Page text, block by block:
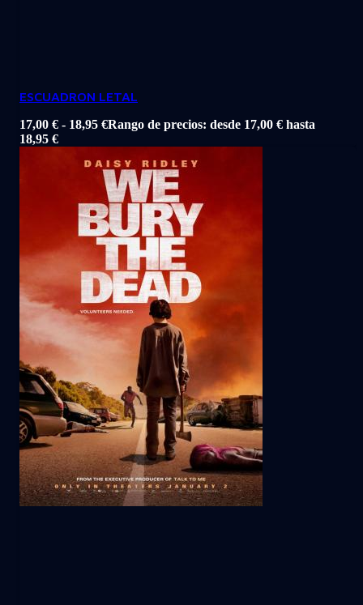
ESCUADRON LETAL
17,00 € - 18,95 €Rango de precios: desde 17,00 € hasta
18,95 €